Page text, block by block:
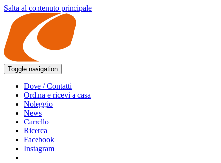
Salta al contenuto principale
Toggle navigation
Dove / Contatti
Ordina e ricevi a casa
Noleggio
News
Carrello
Ricerca
Facebook
Instagram